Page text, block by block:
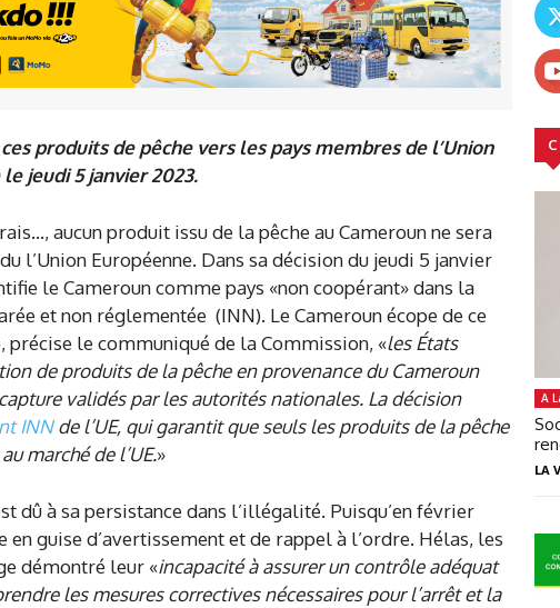
produits de pêche vers les pays membres de l’Union
jeudi 5 janvier 2023.
aucun produit issu de la pêche au Cameroun ne sera
l’Union Européenne. Dans sa décision du jeudi 5 janvier
le Cameroun comme pays «non coopérant» dans la
et non réglementée (INN). Le Cameroun écope de ce
précise le communiqué de la Commission, «les États
de produits de la pêche en provenance du Cameroun
validés par les autorités nationales. La décision
INNde l’UE, qui garantit que seuls les produits de la pêche
marché de l’UE.»
dû à sa persistance dans l’illégalité. Puisqu’en février
en guise d’avertissement et de rappel à l’ordre. Hélas, les
démontré leur «incapacité à assurer un contrôle adéquat
les mesures correctives nécessaires pour l’arrêt et la
A
LA